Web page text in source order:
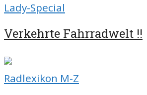
Lady-Special
Verkehrte Fahrradwelt !!
Radlexikon M-Z